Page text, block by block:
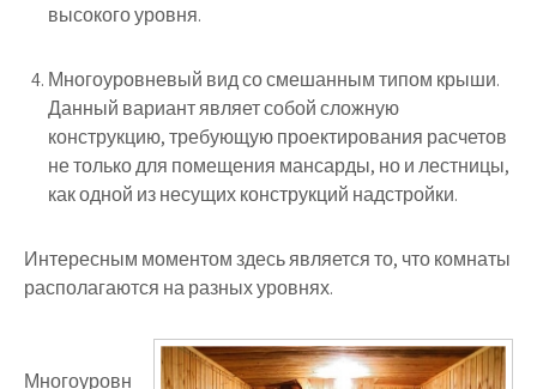
высокого уровня.
Многоуровневый вид со смешанным типом крыши.
Данный вариант являет собой сложную
конструкцию, требующую проектирования расчетов
не только для помещения мансарды, но и лестницы,
как одной из несущих конструкций надстройки.
Интересным моментом здесь является то, что комнаты
располагаются на разных уровнях.
Многоуровн